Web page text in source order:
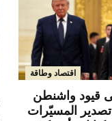
اقتصاد وطاقة
قيود واشنطن
المسيّرات